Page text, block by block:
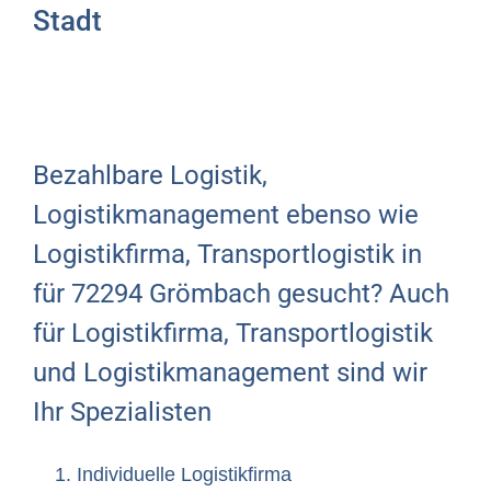
Stadt
Bezahlbare Logistik,
Logistikmanagement ebenso wie
Logistikfirma, Transportlogistik in
für 72294 Grömbach gesucht? Auch
für Logistikfirma, Transportlogistik
und Logistikmanagement sind wir
Ihr Spezialisten
Individuelle Logistikfirma